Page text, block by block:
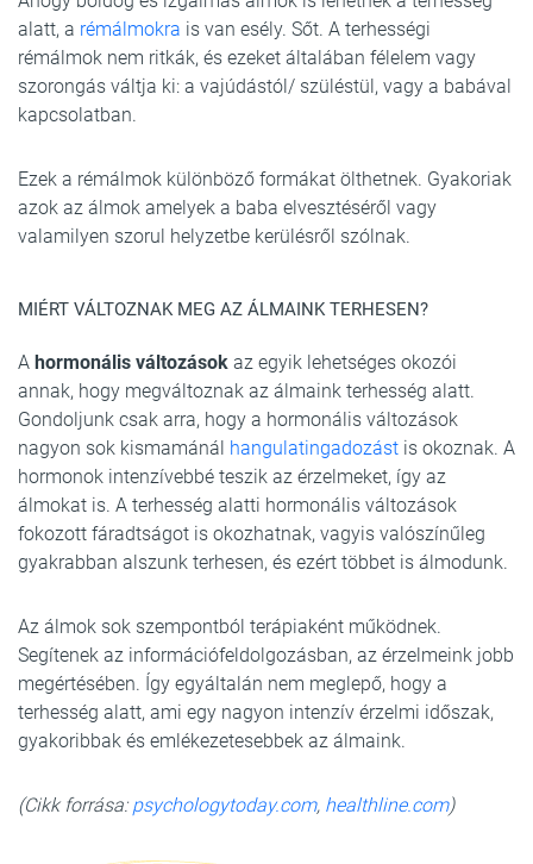
alatt, a rémálmokra is van esély. Sőt. A terhességi
rémálmok nem ritkák, és ezeket általában félelem vagy
szorongás váltja ki: a vajúdástól/ szüléstül, vagy a babával
kapcsolatban.
Ezek a rémálmok különböző formákat ölthetnek. Gyakoriak
azok az álmok amelyek a baba elvesztéséről vagy
valamilyen szorul helyzetbe kerülésről szólnak.
MIÉRT VÁLTOZNAK MEG AZ ÁLMAINK TERHESEN?
A hormonális változások az egyik lehetséges okozói
annak, hogy megváltoznak az álmaink terhesség alatt.
Gondoljunk csak arra, hogy a hormonális változások
nagyon sok kismamánál hangulatingadozást is okoznak. A
hormonok intenzívebbé teszik az érzelmeket, így az
álmokat is. A terhesség alatti hormonális változások
fokozott fáradtságot is okozhatnak, vagyis valószínűleg
gyakrabban alszunk terhesen, és ezért többet is álmodunk.
Az álmok sok szempontból terápiaként működnek.
Segítenek az információfeldolgozásban, az érzelmeink jobb
megértésében. Így egyáltalán nem meglepő, hogy a
terhesség alatt, ami egy nagyon intenzív érzelmi időszak,
gyakoribbak és emlékezetesebbek az álmaink.
(Cikk forrása:psychologytoday.com, healthline.com)